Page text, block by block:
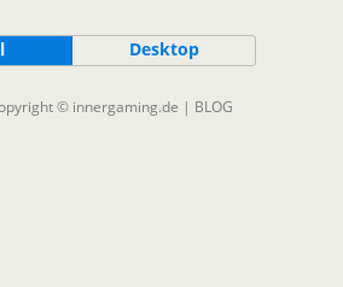
Desktop
© innergaming.de | BLOG